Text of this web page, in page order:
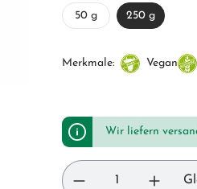
50 g 250 g
Merkmale: Vegan
Wir liefern